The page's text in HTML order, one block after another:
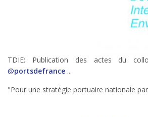
TDIE: Publication des actes du
@portsdefrance ...
"Pour une stratégie portuaire nationale